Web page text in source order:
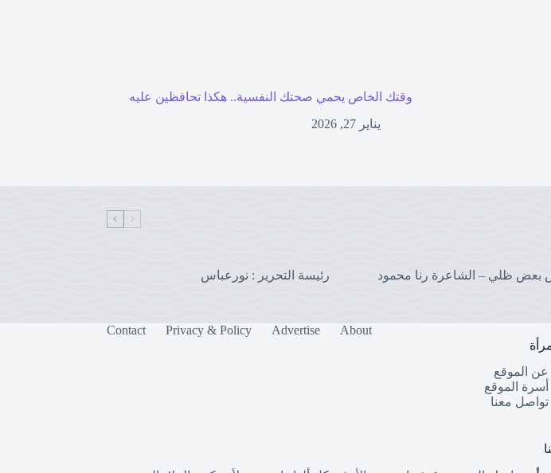
وقتك الخاص يحمي صحتك النفسية.. هكذا تحافظين عليه
يناير 27, 2026
بعض ظلي – الشاعرة رنا محمود رئيسة التحرير : نورعباس
About
Advertise
Privacy & Policy
Contact
عن الموقع
أسرة الموقع
تواصل معنا